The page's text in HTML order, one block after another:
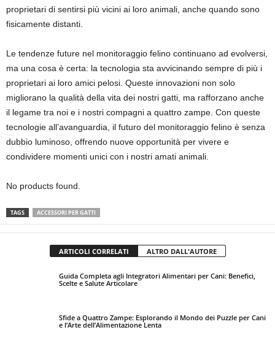
proprietari di sentirsi più vicini ai loro animali, anche quando sono
fisicamente distanti.
Le tendenze future nel monitoraggio felino continuano ad evolversi,
ma una cosa è certa: la tecnologia sta avvicinando sempre di più i
proprietari ai loro amici pelosi. Queste innovazioni non solo
migliorano la qualità della vita dei nostri gatti, ma rafforzano anche
il legame tra noi e i nostri compagni a quattro zampe. Con queste
tecnologie all’avanguardia, il futuro del monitoraggio felino è senza
dubbio luminoso, offrendo nuove opportunità per vivere e
condividere momenti unici con i nostri amati animali.
No products found.
TAGS ACCESSORI PER GATTI
ARTICOLI CORRELATI ALTRO DALL'AUTORE
Guida Completa agli Integratori Alimentari per Cani: Benefici,
Scelte e Salute Articolare
Sfide a Quattro Zampe: Esplorando il Mondo dei Puzzle per Cani
e l’Arte dell’Alimentazione Lenta